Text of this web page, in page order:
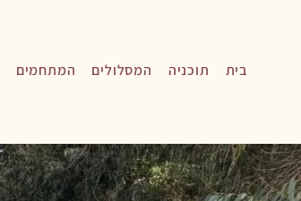
בית תוכניה המסלולים המתחמים